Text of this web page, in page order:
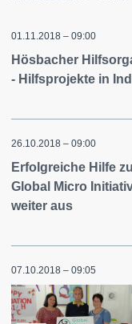
01.11.2018 – 09:00
Hösbacher
- Hilfsprojekte in
26.10.2018 – 09:00
Erfolgreiche Hilfe
Global Micro
weiter aus
07.10.2018 – 09:05